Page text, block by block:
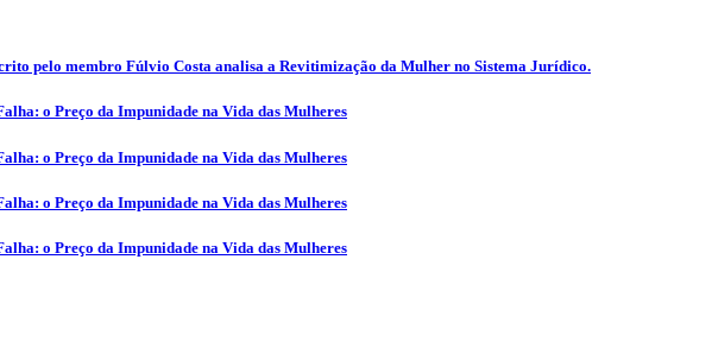
pelo membro Fúlvio Costa analisa a Revitimização da Mulher no Sistema Jurídico.
o Preço da Impunidade na Vida das Mulheres
o Preço da Impunidade na Vida das Mulheres
o Preço da Impunidade na Vida das Mulheres
o Preço da Impunidade na Vida das Mulheres